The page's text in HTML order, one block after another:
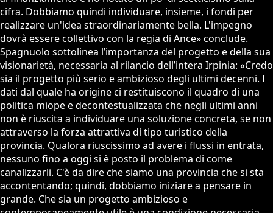
cifra. Dobbiamo quindi individuare, insieme, i fondi per
realizzare un'idea straordinariamente bella. L'impegno
dovrà essere collettivo con la regia di Ance» conclude.
Spagnuolo sottolinea l’importanza del progetto e della sua
visionarietà, necessaria al rilancio dell’intera Irpinia: «Credo
sia il progetto più serio e ambizioso degli ultimi decenni. I
dati dal quale ha origine ci restituiscono il quadro di una
politica miope e decontestualizzata che negli ultimi anni
non è riuscita a individuare una soluzione concreta, se non
attraverso la forza attrattiva di tipo turistico della
provincia. Qualora riuscissimo ad avere i flussi in entrata,
nessuno fino a oggi si è posto il problema di come
canalizzarli. C'è da dire che siamo una provincia che si sta
accontentando; quindi, dobbiamo iniziare a pensare in
grande. Che sia un progetto ambizioso e